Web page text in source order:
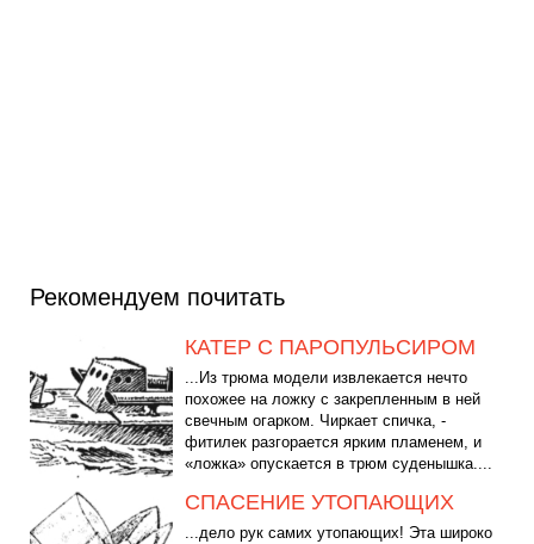
Рекомендуем почитать
КАТЕР С ПАРОПУЛЬСИРОМ
...Из трюма модели извлекается нечто
похожее на ложку с закрепленным в ней
свечным огарком. Чиркает спичка, -
фитилек разгорается ярким пламенем, и
«ложка» опускается в трюм суденышка....
СПАСЕНИЕ УТОПАЮЩИХ
...дело рук самих утопающих! Эта широко